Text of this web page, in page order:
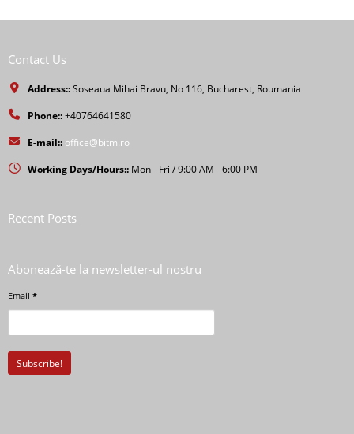
Contact Us
Address::Soseaua Mihai Bravu, No 116, Bucharest, Roumania
Phone::+40764641580
E-mail:: office@bitm.ro
Working Days/Hours:: Mon - Fri / 9:00 AM - 6:00 PM
Recent Posts
Abonează-te la newsletter-ul nostru
Email *